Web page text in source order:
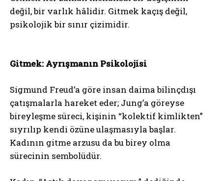
değil, bir varlık hâlidir. Gitmek kaçış değil,
psikolojik bir sınır çizimidir.
Gitmek: Ayrışmanın Psikolojisi
Sigmund Freud’a göre insan daima bilinçdışı
çatışmalarla hareket eder; Jung’a göreyse
bireyleşme süreci, kişinin “kolektif kimlikten”
sıyrılıp kendi özüne ulaşmasıyla başlar.
Kadının gitme arzusu da bu birey olma
sürecinin sembolüdür.